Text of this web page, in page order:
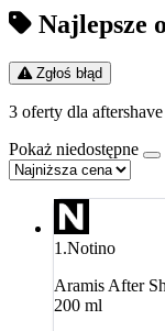
Najlepsze
Zgłoś błąd
3 oferty dla
Pokaż niedostępne
1.Notino
Aramis After
200 ml